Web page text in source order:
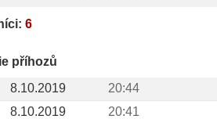
6
příhozů
8.10.2019
20:44
8.10.2019
20:41